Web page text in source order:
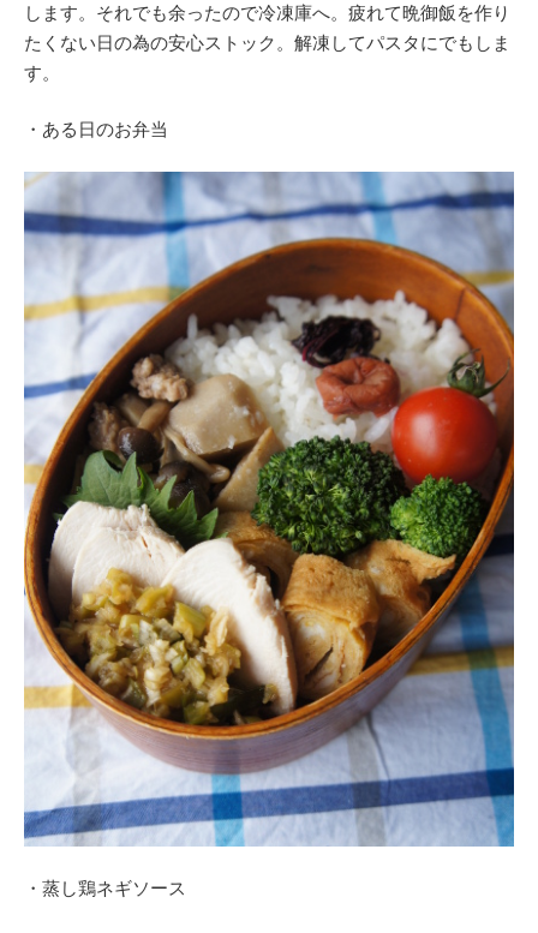
します。それでも余ったので冷凍庫へ。疲れて晩御飯を作り
たくない日の為の安心ストック。解凍してパスタにでもしま
す。
・ある日のお弁当
・蒸し鶏ネギソース